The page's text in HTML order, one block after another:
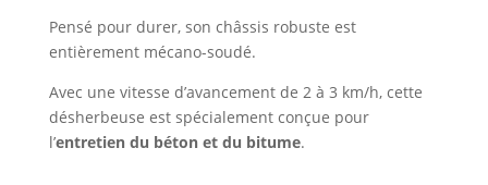
Pensé pour durer, son châssis robuste est
entièrement mécano-soudé.
Avec une vitesse d’avancement de 2 à 3 km/h, cette
désherbeuse est spécialement conçue pour
l’entretien du béton et du bitume.